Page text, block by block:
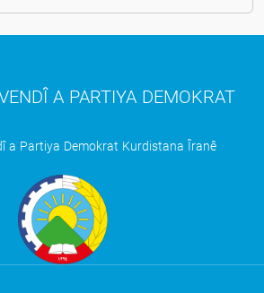
A PARTIYA DEMOKRAT
a Partiya Demokrat Kurdistana Îranê